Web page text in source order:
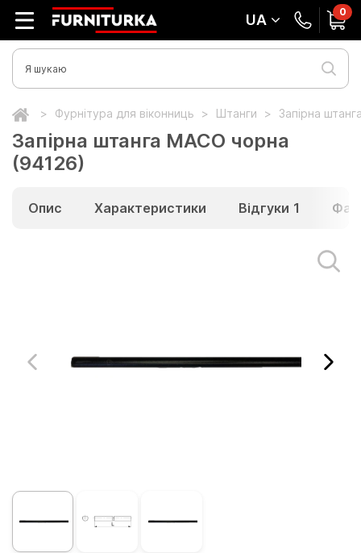
UA 0
Фурнітура для віконниць Штанги Запірна
Запірна штанга MACO чорна
(94126)
Опис Характеристики Відгуки 1